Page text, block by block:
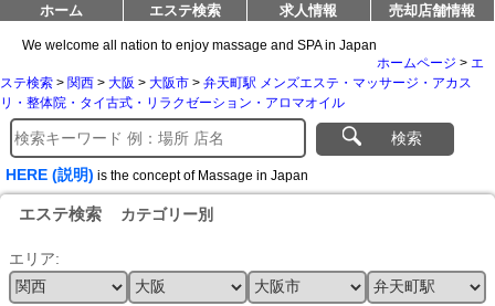
ホーム エステ検索 求人情報 売却店舗情報
We welcome all nation to enjoy massage and SPA in Japan
ホームページ > エ
ステ検索 > 関西 > 大阪 > 大阪市 > 弁天町駅 メンズエステ・マッサージ・アカス
リ・整体院・タイ古式・リラクゼーション・アロマオイル
検索
HERE (説明) is the concept of Massage in Japan
エステ検索 カテゴリー別
エリア: